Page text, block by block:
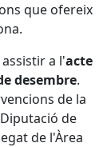
que ofereix
a l'acte
desembre.
de la
de
de l'Àrea